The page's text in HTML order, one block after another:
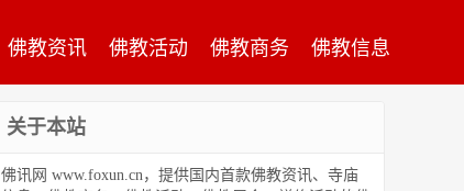
佛教资讯 佛教活动 佛教商务 佛教信息
关于本站
佛讯网 www.foxun.cn，提供国内首款佛教资讯、寺庙